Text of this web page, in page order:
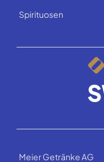
Spirituosen
Meier Getränke AG